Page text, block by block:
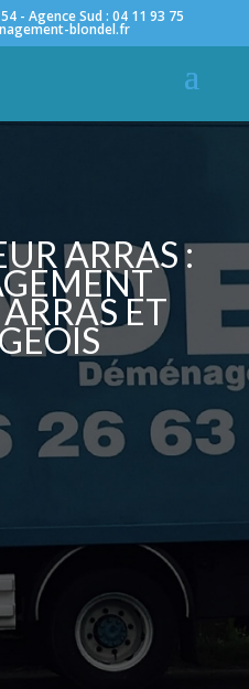
- Agence Sud : 04 11 93 75
blondel.fr
ARRAS :
ET